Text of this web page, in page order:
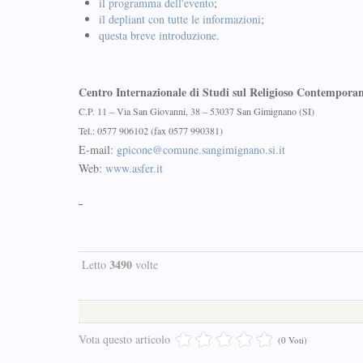
il depliant con tutte le informazioni;
questa breve introduzione.
Centro Internazionale di Studi sul Religioso
C.P. 11 – Via San Giovanni, 38 – 53037 San Gimignano (SI)
Tel.: 0577 906102 (fax 0577 990381)
E-mail: gpicone@comune.sangimignano.si.it
Web: www.asfer.it
Letto 3490 volte
Vota questo articolo (0 Voti)